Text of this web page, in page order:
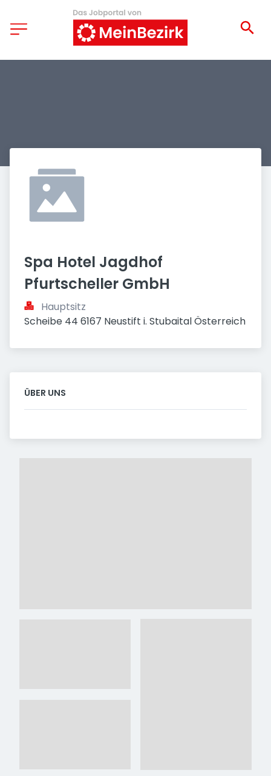
Spa Hotel Jagdhof
Pfurtscheller GmbH
Hauptsitz
Scheibe 44 6167 Neustift i. Stubaital Österreich
ÜBER UNS